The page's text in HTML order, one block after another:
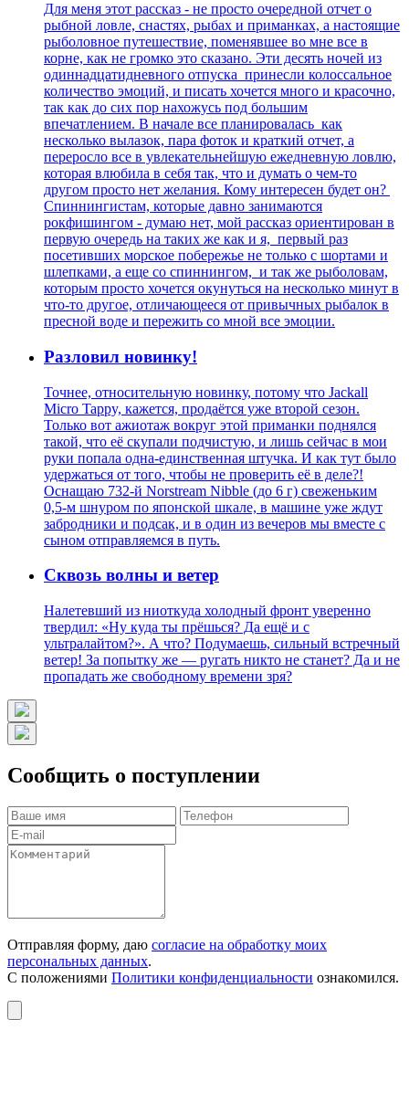
Для меня этот рассказ - не просто очередной отчет о
рыбной ловле, снастях, рыбах и приманках, а настоящие
рыболовное путешествие, поменявшее во мне все в
корне, как не громко это сказано. Эти десять ночей из
одиннадцатидневного отпуска принесли колоссальное
количество эмоций, и писать хочется много и красочно,
так как до сих пор нахожусь под большим
впечатлением. В начале все планировалась как
несколько вылазок, пара фоток и краткий отчет, а
переросло все в увлекательнейшую ежедневную ловлю,
которая влюбила в себя так, что и думать о чем-то
другом просто нет желания. Кому интересен будет он?
Спиннингистам, которые давно занимаются
рокфишингом - думаю нет, мой рассказ ориентирован в
первую очередь на таких же как и я, первый раз
посетивших морское побережье не только с шортами и
шлепками, а еще со спиннингом, и так же рыболовам,
которым просто хочется окунуться на несколько минут в
что-то другое, отличающееся от привычных рыбалок в
пресной воде и пережить со мной все эмоции.
Разловил новинку!
Точнее, относительную новинку, потому что Jackall
Micro Tappy, кажется, продаётся уже второй сезон.
Только вот ажиотаж вокруг этой приманки поднялся
такой, что её скупали подчистую, и лишь сейчас в мои
руки попала одна-единственная штучка. И как тут было
удержаться от того, чтобы не проверить её в деле?!
Оснащаю 732-й Norstream Nibble (до 6 г) свеженьким
0,5-м шнуром по японской шкале, в машине уже ждут
забродники и подсак, и в один из вечеров мы вместе с
сыном отправляемся в путь.
Сквозь волны и ветер
Налетевший из ниоткуда холодный фронт уверенно
твердил: «Ну куда ты прёшься? Да ещё и с
ультралайтом?». А что? Подумаешь, сильный встречный
ветер! За попытку же — ругать никто не станет? Да и не
пропадать же свободному времени зря?
Сообщить о поступлении
Отправляя форму, даю согласие на обработку моих
персональных данных.
С положениями Политики конфиденциальности ознакомился.